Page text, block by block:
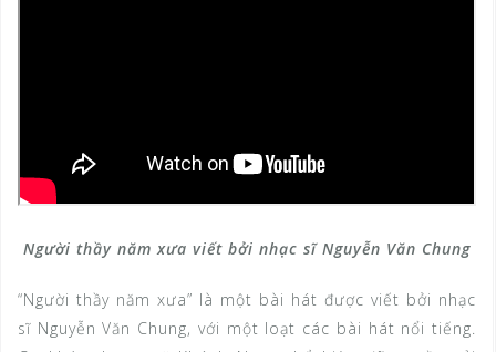
Người thầy năm xưa viết bởi nhạc sĩ Nguyễn Văn Chung
“Người thầy năm xưa” là một bài hát được viết bởi nhạc
sĩ Nguyễn Văn Chung, với một loạt các bài hát nổi tiếng.